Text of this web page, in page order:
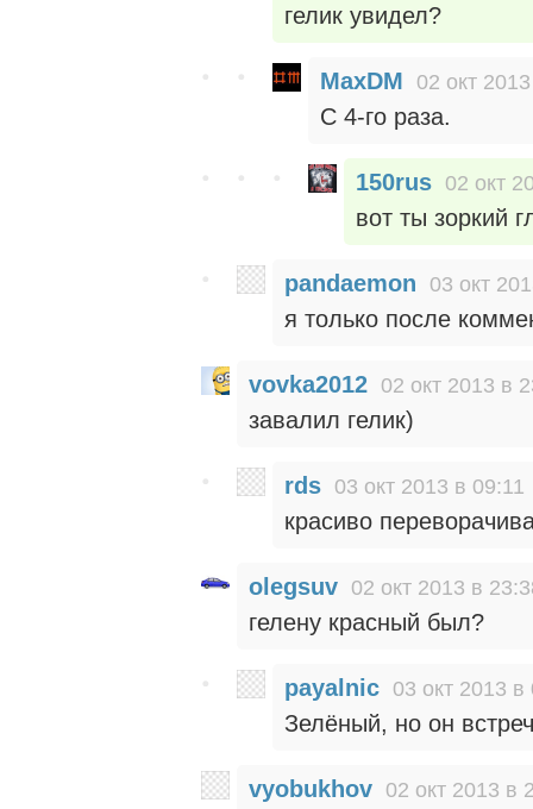
гелик увидел?
MaxDM 02 окт
С 4-го раза.
150rus 02 окт
вот ты зоркий
pandaemon 03 окт
я только после
vovka2012 02 окт 2013 в
завалил гелик)
rds 03 окт 2013 в 09:11
красиво
olegsuv 02 окт 2013 в
гелену красный был?
payalnic 03 окт 2013 в
Зелёный, но он
vyobukhov 02 окт 2013 в